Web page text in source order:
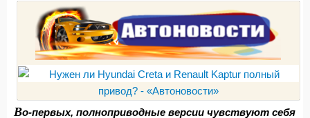
Во-первых, полноприводные версии чувствуют себя